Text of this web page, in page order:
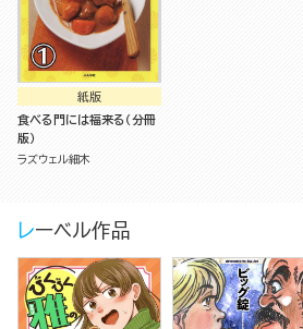
紙版
食べる門には福来る（分冊
版）
ラズウェル細木
レーベル作品